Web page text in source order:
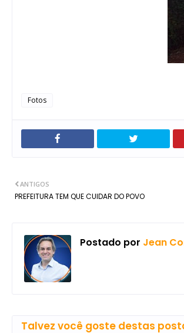
Fotos
ANTIGOS
PREFEITURA TEM QUE CUIDAR DO POVO
Postado por Jean
Talvez você goste destas